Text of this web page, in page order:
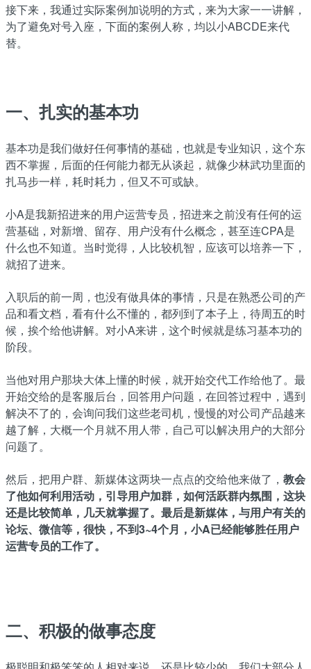
接下来，我通过实际案例加说明的方式，来为大家一一讲解，
为了避免对号入座，下面的案例人称，均以小ABCDE来代
替。
一、扎实的基本功
基本功是我们做好任何事情的基础，也就是专业知识，这个东
西不掌握，后面的任何能力都无从谈起，就像少林武功里面的
扎马步一样，耗时耗力，但又不可或缺。
小A是我新招进来的用户运营专员，招进来之前没有任何的运
营基础，对新增、留存、用户没有什么概念，甚至连CPA是
什么也不知道。当时觉得，人比较机智，应该可以培养一下，
就招了进来。
入职后的前一周，也没有做具体的事情，只是在熟悉公司的产
品和看文档，看有什么不懂的，都列到了本子上，待周五的时
候，挨个给他讲解。对小A来讲，这个时候就是练习基本功的
阶段。
当他对用户那块大体上懂的时候，就开始交代工作给他了。最
开始交给的是客服后台，回答用户问题，在回答过程中，遇到
解决不了的，会询问我们这些老司机，慢慢的对公司产品越来
越了解，大概一个月就不用人带，自己可以解决用户的大部分
问题了。
然后，把用户群、新媒体这两块一点点的交给他来做了， 教会
了他如何利用活动，引导用户加群，如何活跃群内氛围，这块
还是比较简单，几天就掌握了。最后是新媒体，与用户有关的
论坛、微信等，很快，不到3~4个月，小A已经能够胜任用户
运营专员的工作了。
二、积极的做事态度